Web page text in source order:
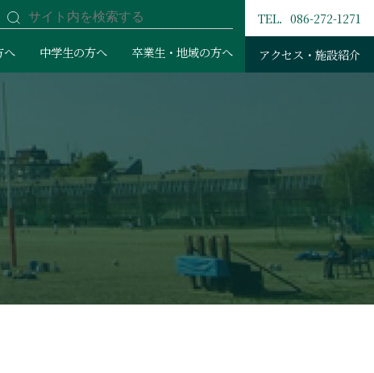
TEL．086-272-1271
アクセス・施設紹介
へ 中学生の方へ 卒業生・地域の方へ